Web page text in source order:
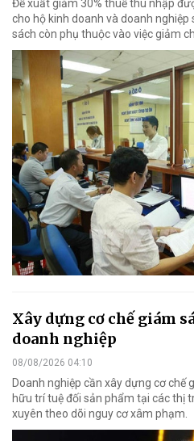
Đề xuất giảm 30% thuế thu nhập
cho hộ kinh doanh và doanh
sách còn phụ thuộc vào việc giảm
Xây dựng cơ chế giám
doanh nghiệp
08/08/2026 04:10
Doanh nghiệp cần xây dựng cơ chế
hữu trí tuệ đối sản phẩm tại các thị
xuyên theo dõi nguy cơ xâm phạm.